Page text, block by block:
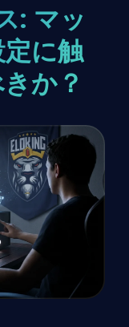
: マッ
に触
か？